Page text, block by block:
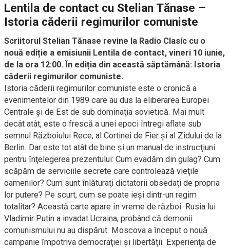
Lentila de contact cu Stelian Tănase –
Istoria căderii regimurilor comuniste
Scriitorul Stelian Tănase revine la Radio Clasic cu o
nouă ediție a emisiunii Lentila de contact, vineri 10 iunie,
de la ora 12:00. În ediția din această săptămână: Istoria
căderii regimurilor comuniste.
Istoria căderii regimurilor comuniste este o cronică a
evenimentelor din 1989 care au dus la eliberarea Europei
Centrale și de Est de sub dominaţia sovietică. Mai mult
decât atât, este o frescă a unei epoci întregi aflate sub
semnul Războiului Rece, al Cortinei de Fier și al Zidului de la
Berlin. Dar este tot atât de bine și un manual de instrucţiuni
pentru înţelegerea prezentului: Cum evadăm din gulag? Cum
scăpăm de serviciile secrete care controlează vieţile
oamenilor? Cum sunt înlăturaţi dictatorii obsedaţi de propria
lor putere? Pe scurt, cum se poate ieși dintr-un regim
totalitar? Această carte apare în vreme de război. Rusia lui
Vladimir Putin a invadat Ucraina, probând că demonii
comunismului nu au dispărut. Moscova a început o nouă
campanie împotriva democraţiei și libertăţii. Experienţa de